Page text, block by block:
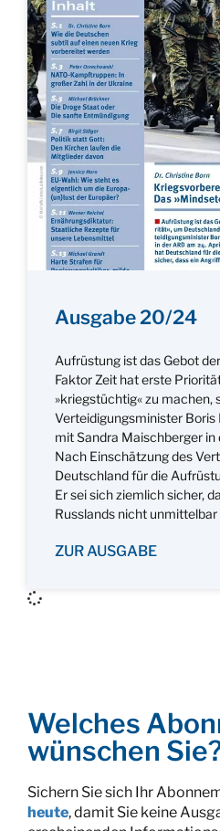
Ausgabe 20/24
Aufrüstung ist das Gebot
Faktor Zeit hat erste
»kriegstüchtig« zu machen,
Verteidigungsminister Boris
mit Sandra Maischberger in
Nach Einschätzung des
Deutschland für die
Er sei sich ziemlich sicher,
Russlands nicht
ZUR AUSGABE
Welches
wünschen
Sichern Sie sich Ihr
heute, damit Sie keine